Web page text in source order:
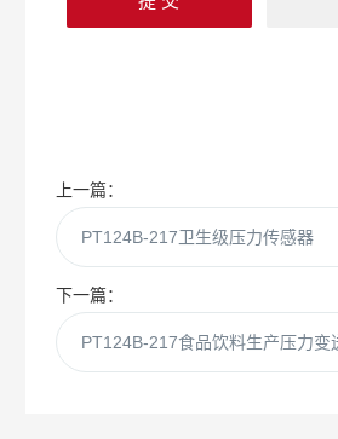
上一篇：
PT124B-217卫生级压力传感器
下一篇：
PT124B-217食品饮料生产压力变